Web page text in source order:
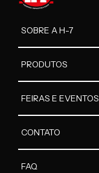
SOBRE A H-7
PRODUTOS
FEIRAS E EVENTOS
CONTATO
FAQ